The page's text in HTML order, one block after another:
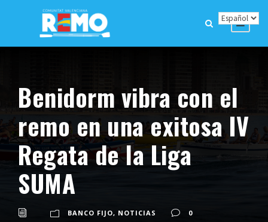
Benidorm vibra con el
remo en una exitosa IV
Regata de la Liga
SUMA
BANCO FIJO, NOTICIAS 0